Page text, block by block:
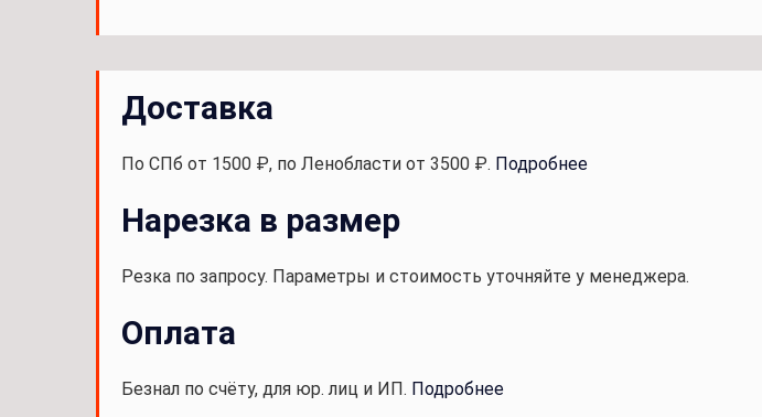
Доставка
По СПб от 1500 ₽, по Ленобласти от 3500 ₽. Подробнее
Нарезка в размер
Резка по запросу. Параметры и стоимость уточняйте у менеджера.
Оплата
Безнал по счёту, для юр. лиц и ИП. Подробнее